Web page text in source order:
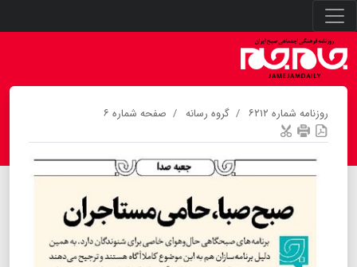
روزنامه شماره ۶۲۱۲ گروه رسانه صفحه شماره ۶